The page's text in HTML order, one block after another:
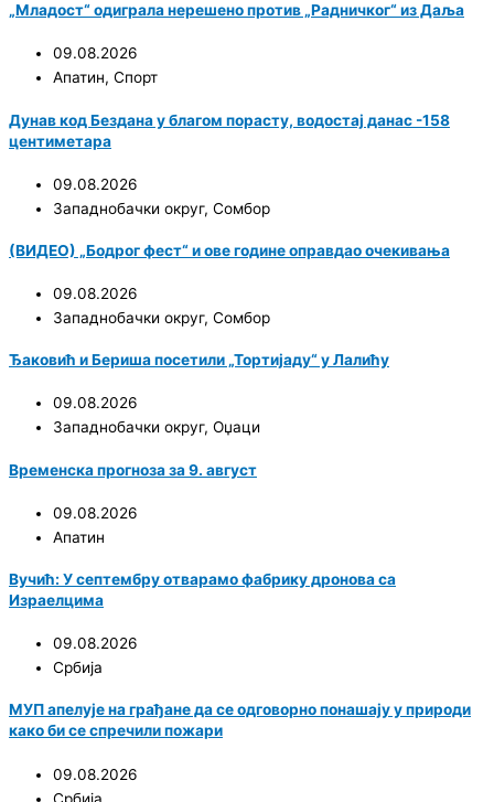
„Младост“ одиграла нерешено против „Радничког“ из Даља
09.08.2026
Апатин, Спорт
Дунав код Бездана у благом порасту, водостај данас -158
центиметара
09.08.2026
Западнобачки округ, Сомбор
(ВИДЕО) „Бодрог фест“ и ове године оправдао очекивања
09.08.2026
Западнобачки округ, Сомбор
Ђаковић и Бериша посетили „Тортијаду“ у Лалићу
09.08.2026
Западнобачки округ, Оџаци
Временска прогноза за 9. август
09.08.2026
Апатин
Вучић: У септембру отварамо фабрику дронова са
Израелцима
09.08.2026
Србија
МУП апелује на грађане да се одговорно понашају у природи
како би се спречили пожари
09.08.2026
Србија